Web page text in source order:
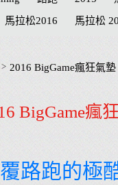
馬拉松2016 馬拉松
台中 物資 臺北
臺南 心得文
> 2016 BigGame瘋狂氣墊
BigGame瘋
路跑的極